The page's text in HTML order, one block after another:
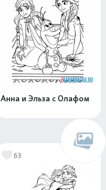
Анна и Эльза с Олафом
63